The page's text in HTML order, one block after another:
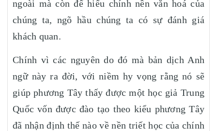
ngoài mà còn để hiểu chính nền văn hoá của
chúng ta, ngõ hầu chúng ta có sự đánh giá
khách quan.
Chính vì các nguyên do đó mà bản dịch Anh
ngữ này ra đời, với niềm hy vọng rằng nó sẽ
giúp phương Tây thấy được một học giả Trung
Quốc vốn được đào tạo theo kiểu phương Tây
đã nhận định thế nào về nền triết học của chính